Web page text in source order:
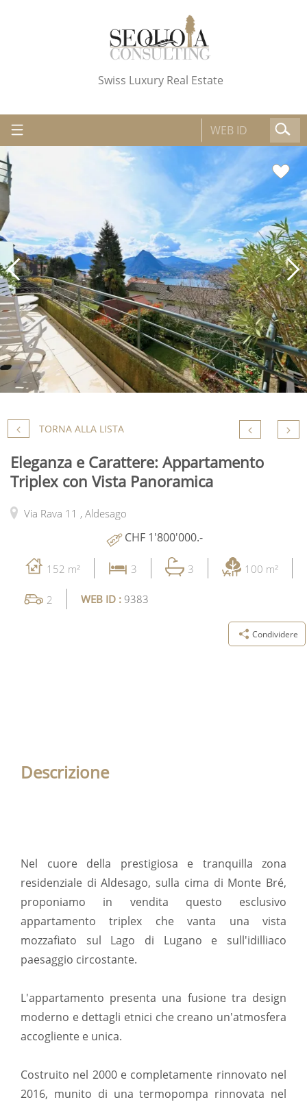
Swiss Luxury Real Estate
TORNA ALLA LISTA
Eleganza e Carattere: Appartamento
Triplex con Vista Panoramica
Via Rava 11 , Aldesago
CHF 1'800'000.-
152 m² 3 3 100 m²
2 WEB ID : 9383
Condividere
Descrizione
Nel cuore della prestigiosa e tranquilla zona
residenziale di Aldesago, sulla cima di Monte Bré,
proponiamo in vendita questo esclusivo
appartamento triplex che vanta una vista
mozzafiato sul Lago di Lugano e sull'idilliaco
paesaggio circostante.
L'appartamento presenta una fusione tra design
moderno e dettagli etnici che creano un'atmosfera
accogliente e unica.
Costruito nel 2000 e completamente rinnovato nel
2016, munito di una termopompa rinnovata nel